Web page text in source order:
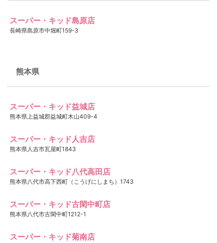
スーパー・キッド島原店
長崎県島原市中堀町159-3
熊本県
スーパー・キッド益城店
熊本県上益城郡益城町木山409-4
スーパー・キッド人吉店
熊本県人吉市瓦屋町1843
スーパー・キッド八代高田店
熊本県八代市高下西町（こうげにしまち）1743
スーパー・キッド古閑中町店
熊本県八代市古閑中町1212-1
スーパー・キッド菊南店